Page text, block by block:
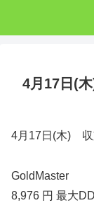
4月17日(
4月17日(木) 収
GoldMaster
8,976 円 最大